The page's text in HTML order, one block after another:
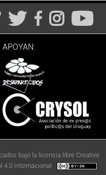
APOYAN:
bajo la licencia libre Creative
4.0 Internacional